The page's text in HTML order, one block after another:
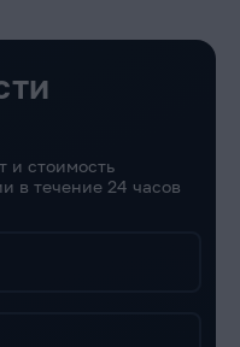
и стоимость
в течение 24 часов